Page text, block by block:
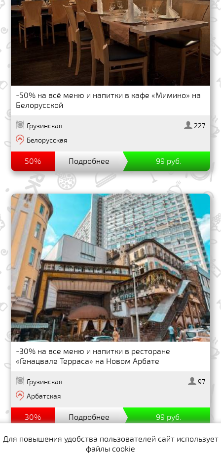
-50% на всё меню и напитки в кафе «Мимино» на
Белорусской
Грузинская
Белорусская
227
50% Подробнее 99 руб.
-30% на все меню и напитки в ресторане
«Генацвале Терраса» на Новом Арбате
Грузинская
Арбатская
97
30% Подробнее 99 руб.
Для повышения удобства пользователей сайт использует
файлы cookie